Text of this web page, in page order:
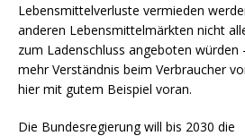
Lebensmittelverluste vermieden
anderen Lebensmittelmärkten nicht
zum Ladenschluss angeboten würden
mehr Verständnis beim Verbraucher
hier mit gutem Beispiel voran.
Die Bundesregierung will bis 2030 die